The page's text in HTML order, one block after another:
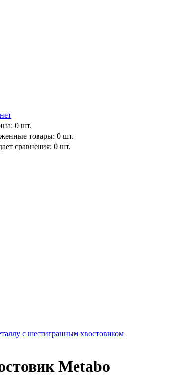
0 шт.
товары: 0 шт.
сравнения: 0 шт.
с шестигранным хвостовиком
Metabo